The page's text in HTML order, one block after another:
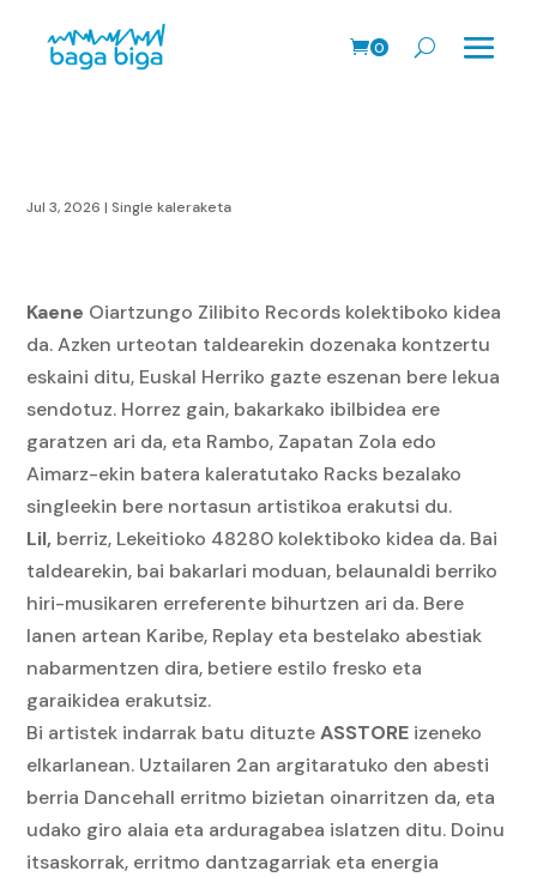
0
Jul 3, 2026 | Single kaleraketa
Kaene Oiartzungo Zilibito Records kolektiboko kidea
da. Azken urteotan taldearekin dozenaka kontzertu
eskaini ditu, Euskal Herriko gazte eszenan bere lekua
sendotuz. Horrez gain, bakarkako ibilbidea ere
garatzen ari da, eta Rambo, Zapatan Zola edo
Aimarz-ekin batera kaleratutako Racks bezalako
singleekin bere nortasun artistikoa erakutsi du.
Lil, berriz, Lekeitioko 48280 kolektiboko kidea da. Bai
taldearekin, bai bakarlari moduan, belaunaldi berriko
hiri-musikaren erreferente bihurtzen ari da. Bere
lanen artean Karibe, Replay eta bestelako abestiak
nabarmentzen dira, betiere estilo fresko eta
garaikidea erakutsiz.
Bi artistek indarrak batu dituzteASSTORE izeneko
elkarlanean. Uztailaren 2an argitaratuko den abesti
berria Dancehall erritmo bizietan oinarritzen da, eta
udako giro alaia eta arduragabea islatzen ditu. Doinu
itsaskorrak, erritmo dantzagarriak eta energia